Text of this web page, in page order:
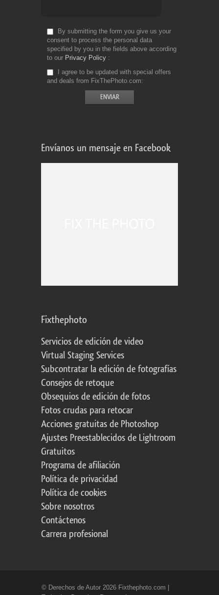
By submitting the form you give us your
consent to process the personal data
specified by you in the fields above according
to our Privacy Policy
I agree to be updated with special offers
and deals from FixThePhoto.com
Envíanos un mensaje en Facebook
Fixthephoto
Servicios de edición de video
Virtual Staging Services
Subcontratar la edición de fotografías
Consejos de retoque
Obsequios de edición de fotos
Fotos crudas para retocar
Acciones gratuitas de Photoshop
Ajustes Preestablecidos de Lightroom
Gratuitos
Programa de afiliación
Política de privacidad
Política de cookies
Sobre nosotros
Contáctenos
Carrera profesional
© Derechos de Autor 2026 Fixthephoto.com |